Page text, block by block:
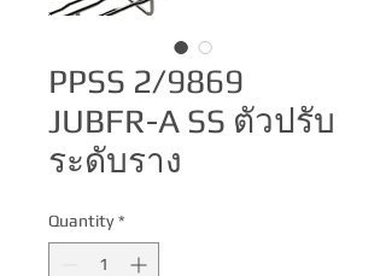
PPSS 2/9869
JUBFR-A SS ตัวปรับ
ระดับราง
Quantity *